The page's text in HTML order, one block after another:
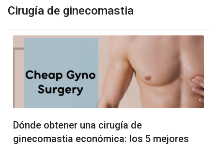
Cirugía de ginecomastia
Dónde obtener una cirugía de
ginecomastia económica: los 5 mejores